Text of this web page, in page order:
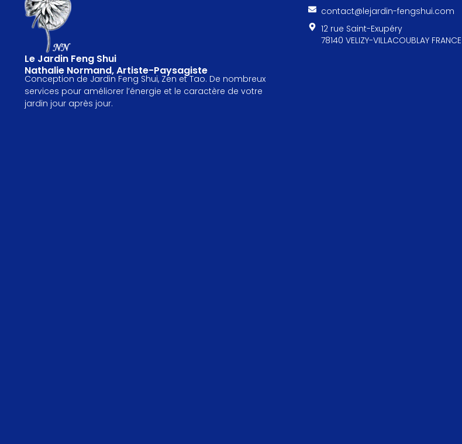
Le Jardin Feng Shui
Nathalie Normand, Artiste-Paysagiste
Conception de Jardin Feng Shui, Zen et Tao. De nombreux
services pour améliorer l’énergie et le caractère de votre
jardin jour après jour.
contact@lejardin-fengshui.com
12 rue Saint-Exupéry
78140 VELIZY-VILLACOUBLAY FRANCE